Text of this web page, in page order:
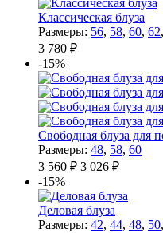
Классическая блуза
Размеры: 56, 58, 60, 62,
3 780 ₽
-15%
Свободная блуза для
Размеры: 48, 58, 60
3 560 ₽ 3 026 ₽
-15%
Деловая блуза
Размеры: 42, 44, 48, 50,